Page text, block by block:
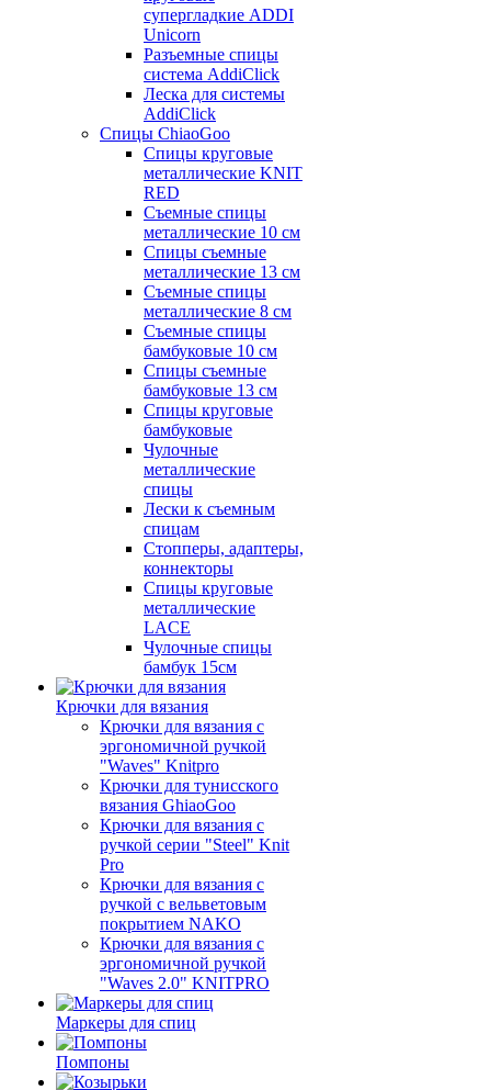
супергладкие ADDI
Unicorn
Разъемные спицы
система AddiClick
Леска для системы
AddiClick
Спицы ChiaoGoo
Спицы круговые
металлические KNIT
RED
Съемные спицы
металлические 10 см
Спицы съемные
металлические 13 см
Съемные спицы
металлические 8 см
Съемные спицы
бамбуковые 10 см
Спицы съемные
бамбуковые 13 см
Спицы круговые
бамбуковые
Чулочные
металлические
спицы
Лески к съемным
спицам
Стопперы, адаптеры,
коннекторы
Спицы круговые
металлические
LACE
Чулочные спицы
бамбук 15см
Крючки для вязания
Крючки для вязания с
эргономичной ручкой
"Waves" Knitpro
Крючки для тунисского
вязания GhiaoGoo
Крючки для вязания с
ручкой серии "Steel" Knit
Pro
Крючки для вязания с
ручкой с вельветовым
покрытием NAKO
Крючки для вязания с
эргономичной ручкой
"Waves 2.0" KNITPRO
Маркеры для спиц
Помпоны